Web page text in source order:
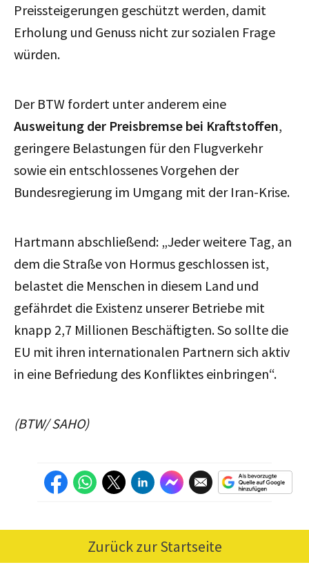
Preissteigerungen geschützt werden, damit
Erholung und Genuss nicht zur sozialen Frage
würden.
Der BTW fordert unter anderem eine
Ausweitung der Preisbremse bei Kraftstoffen,
geringere Belastungen für den Flugverkehr
sowie ein entschlossenes Vorgehen der
Bundesregierung im Umgang mit der Iran-Krise.
Hartmann abschließend: „Jeder weitere Tag, an
dem die Straße von Hormus geschlossen ist,
belastet die Menschen in diesem Land und
gefährdet die Existenz unserer Betriebe mit
knapp 2,7 Millionen Beschäftigten. So sollte die
EU mit ihren internationalen Partnern sich aktiv
in eine Befriedung des Konfliktes einbringen“.
(BTW/ SAHO)
Zurück zur Startseite